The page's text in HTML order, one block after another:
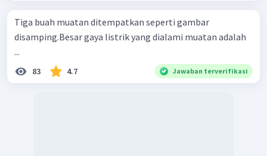
Tiga buah muatan ditempatkan seperti gambar
disamping.Besar gaya listrik yang dialami muatan adalah
...
83 4.7 Jawaban terverifikasi